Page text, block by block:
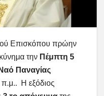
Επισκόπου πρώην
την Πέμπτη 5
Παναγίας
π.μ.. Η εξόδιος